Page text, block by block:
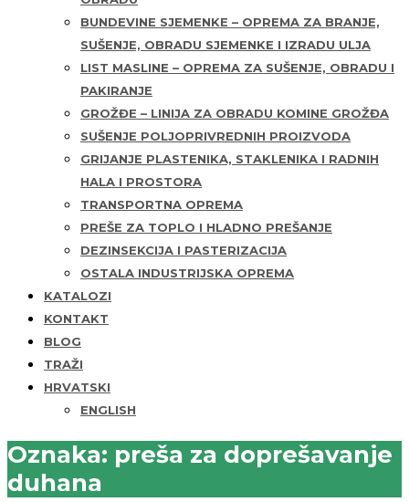
BUNDEVINE SJEMENKE – OPREMA ZA BRANJE,
SUŠENJE, OBRADU SJEMENKE I IZRADU ULJA
LIST MASLINE – OPREMA ZA SUŠENJE, OBRADU I
PAKIRANJE
GROŽĐE – LINIJA ZA OBRADU KOMINE GROŽĐA
SUŠENJE POLJOPRIVREDNIH PROIZVODA
GRIJANJE PLASTENIKA, STAKLENIKA I RADNIH
HALA I PROSTORA
TRANSPORTNA OPREMA
PREŠE ZA TOPLO I HLADNO PREŠANJE
DEZINSEKCIJA I PASTERIZACIJA
OSTALA INDUSTRIJSKA OPREMA
KATALOZI
KONTAKT
BLOG
TRAŽI
HRVATSKI
ENGLISH
Open
Mobile
Menu
Oznaka: preša za doprešavanje
duhana